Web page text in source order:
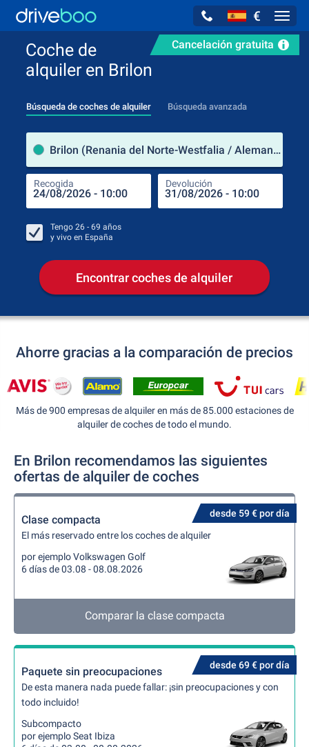
€
Cancelación gratuita
Coche de
alquiler en Brilon
Búsqueda de coches de alquiler Búsqueda avanzada
Brilon (Renania del Norte-Westfalia / Alemania)
Recogida Devolución
Tengo 26 - 69 años
y vivo en España
Encontrar coches de alquiler
Ahorre gracias a la comparación de precios
Más de 900 empresas de alquiler en más de 85.000 estaciones de
alquiler de coches de todo el mundo.
En Brilon recomendamos las siguientes
ofertas de alquiler de coches
desde 59 € por día
Clase compacta
El más reservado entre los coches de alquiler
por ejemplo Volkswagen Golf
6 días de 03.08 - 08.08.2026
Comparar la clase compacta
desde 69 € por día
Paquete sin preocupaciones
De esta manera nada puede fallar: ¡sin preocupaciones y con
todo incluido!
Subcompacto
por ejemplo Seat Ibiza